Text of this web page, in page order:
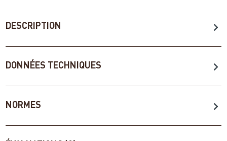
DESCRIPTION
DONNÉES TECHNIQUES
NORMES